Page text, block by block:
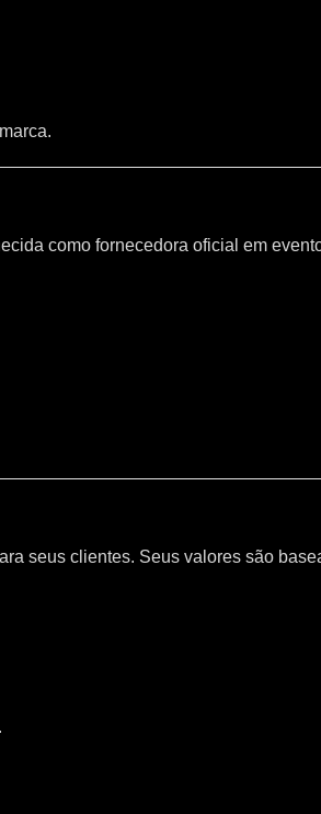
como fornecedora oficial em
seus clientes. Seus valores são